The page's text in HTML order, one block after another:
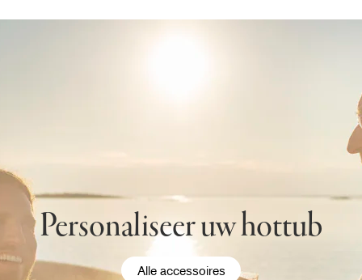
Personaliseer uw hottub
Alle accessoires